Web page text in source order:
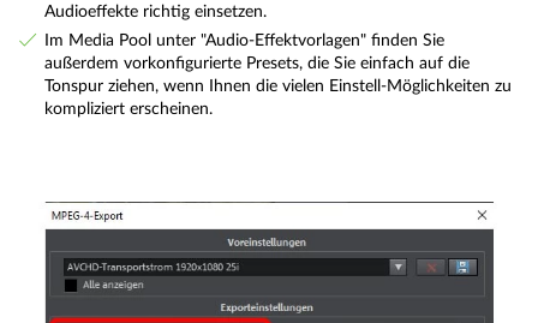
Audioeffekte richtig einsetzen.
Im Media Pool unter "Audio-Effektvorlagen" finden Sie
außerdem vorkonfigurierte Presets, die Sie einfach auf die
Tonspur ziehen, wenn Ihnen die vielen Einstell-Möglichkeiten zu
kompliziert erscheinen.